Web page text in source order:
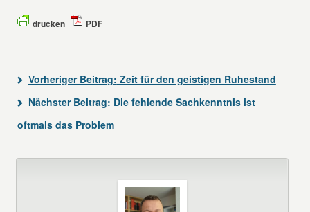
drucken PDF
Vorheriger Beitrag: Zeit für den geistigen Ruhestand
Nächster Beitrag: Die fehlende Sachkenntnis ist
oftmals das Problem